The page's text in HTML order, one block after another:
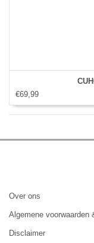
€69,99
Over ons
Algemene voorwaarden
Disclaimer